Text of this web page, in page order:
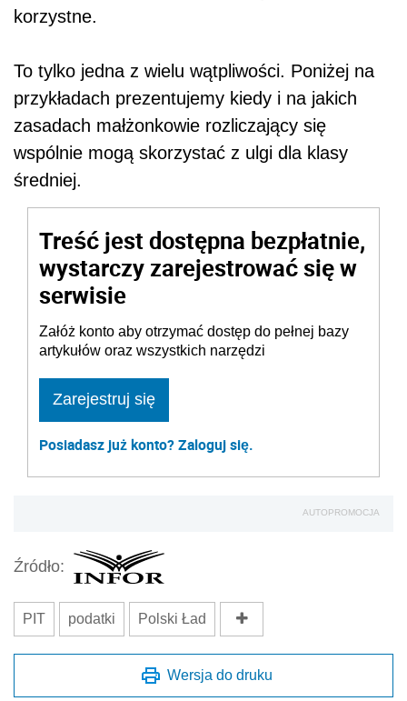
korzystne.
To tylko jedna z wielu wątpliwości. Poniżej na
przykładach prezentujemy kiedy i na jakich
zasadach małżonkowie rozliczający się
wspólnie mogą skorzystać z ulgi dla klasy
średniej.
Treść jest dostępna bezpłatnie,
wystarczy zarejestrować się w
serwisie
Załóż konto aby otrzymać dostęp do pełnej bazy
artykułów oraz wszystkich narzędzi
Zarejestruj się
Posiadasz już konto? Zaloguj się.
AUTOPROMOCJA
Źródło:
PIT podatki Polski Ład
Wersja do druku